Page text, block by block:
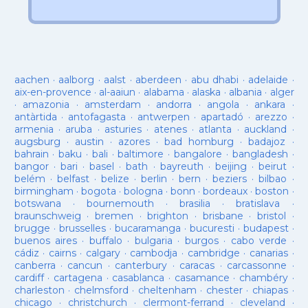
aachen · aalborg · aalst · aberdeen · abu dhabi · adelaide ·
aix-en-provence · al-aaiun · alabama · alaska · albania · alger
· amazonia · amsterdam · andorra · angola · ankara ·
antàrtida · antofagasta · antwerpen · apartadó · arezzo ·
armenia · aruba · asturies· atenes· atlanta · auckland ·
augsburg · austin · azores·bad homburg ·badajoz ·
bahrain ·baku · bali ·baltimore ·bangalore · bangladesh ·
bangor· bari ·basel ·bath · bayreuth ·beijing ·beirut ·
belém · belfast· belize · berlin ·bern ·beziers ·bilbao ·
birmingham · bogota · bologna ·bonn ·bordeaux ·boston ·
botswana · bournemouth ·brasilia ·bratislava ·
braunschweig · bremen ·brighton · brisbane · bristol ·
brugge · brusselles· bucaramanga · bucuresti · budapest·
buenos aires· buffalo · bulgaria · burgos· cabo verde ·
cádiz · cairns· calgary · cambodja · cambridge · canarias·
canberra · cancun · canterbury · caracas · carcassonne ·
cardiff· cartagena · casablanca · casamance · chambéry·
charleston · chelmsford · cheltenham · chester· chiapas ·
chicago · christchurch · clermont-ferrand · cleveland ·